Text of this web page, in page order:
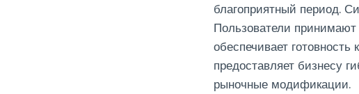
благоприятный период.
Пользователи принимают
обеспечивает
предоставляет бизнесу
рыночные модификации.